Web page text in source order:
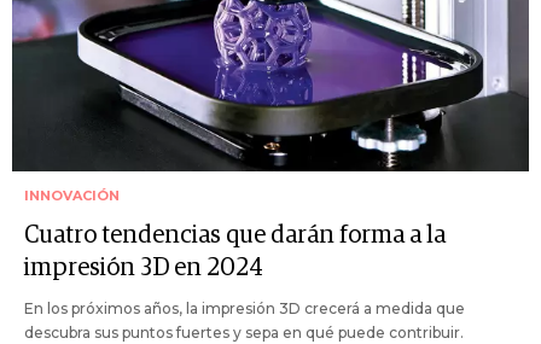
INNOVACIÓN
Cuatro tendencias que darán forma a la
impresión 3D en 2024
En los próximos años, la impresión 3D crecerá a medida que
descubra sus puntos fuertes y sepa en qué puede contribuir.